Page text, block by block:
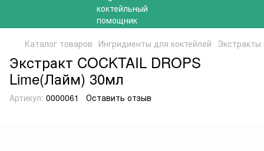
Каталог товаров Ингридиенты для коктейлей Экстракты
Экстракт COCKTAIL DROPS
Lime(Лайм) 30мл
Артикул: 0000061 Оставить отзыв